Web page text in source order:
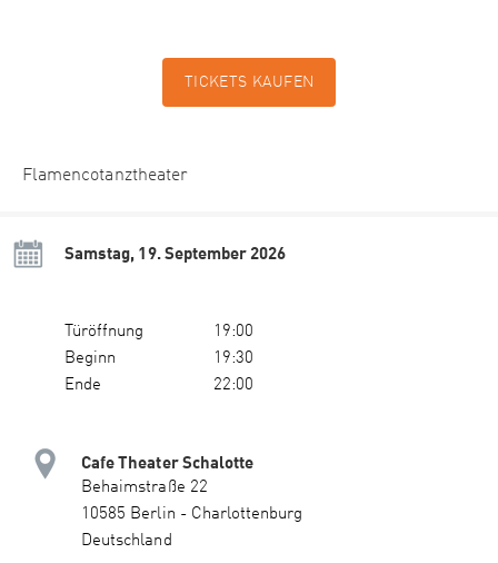
TICKETS KAUFEN
Flamencotanztheater
Samstag, 19. September 2026
Türöffnung
19:00
Beginn
19:30
Ende
22:00
Cafe Theater Schalotte
Behaimstraße 22
10585 Berlin - Charlottenburg
Deutschland